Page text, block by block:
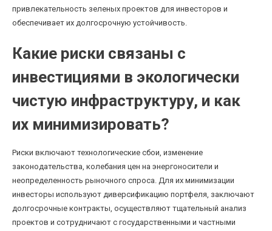
привлекательность зеленых проектов для инвесторов и
обеспечивает их долгосрочную устойчивость.
Какие риски связаны с
инвестициями в экологически
чистую инфраструктуру, и как
их минимизировать?
Риски включают технологические сбои, изменение
законодательства, колебания цен на энергоносители и
неопределенность рыночного спроса. Для их минимизации
инвесторы используют диверсификацию портфеля, заключают
долгосрочные контракты, осуществляют тщательный анализ
проектов и сотрудничают с государственными и частными